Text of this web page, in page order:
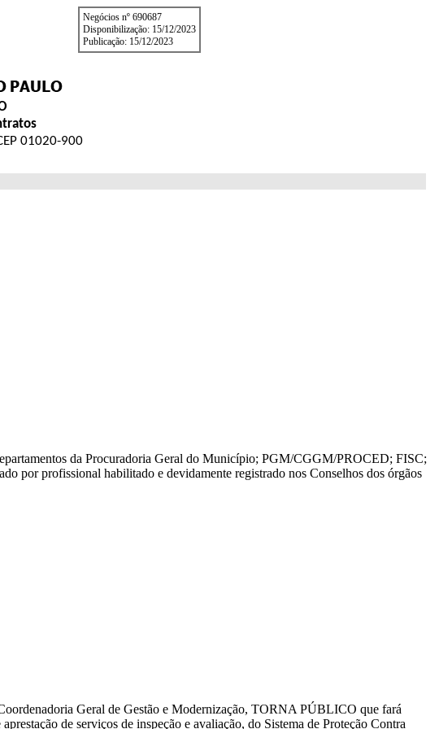
Negócios nº 690687
Disponibilização: 15/12/2023
Publicação: 15/12/2023
01020-900
da Procuradoria Geral do Município; PGM/CGGM/PROCED; FISC;
por profissional habilitado e devidamente registrado nos Conselhos dos órgãos
Geral de Gestão e Modernização, TORNA PÚBLICO que fará
de serviços de inspeção e avaliação, do Sistema de Proteção Contra